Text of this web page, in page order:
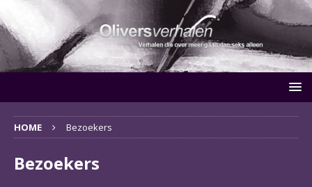
HOME Bezoekers
Bezoekers